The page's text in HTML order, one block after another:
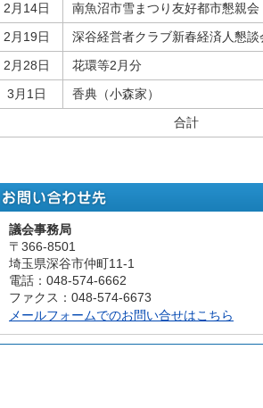
2月14日
南魚沼市雪まつり友好都市懇親会
2月19日
深谷経営者クラブ新春経済人懇談
2月28日
花環等2月分
3月1日
香典（小森家）
合計
議会事務局
〒366-8501
埼玉県深谷市仲町11-1
電話：048-574-6662
ファクス：048-574-6673
メールフォームでのお問い合せはこちら